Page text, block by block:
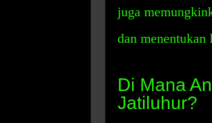
juga
dan menentukan
Di Mana
Jatiluhur?